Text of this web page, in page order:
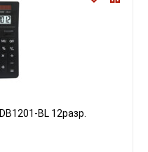
BL 12разр.